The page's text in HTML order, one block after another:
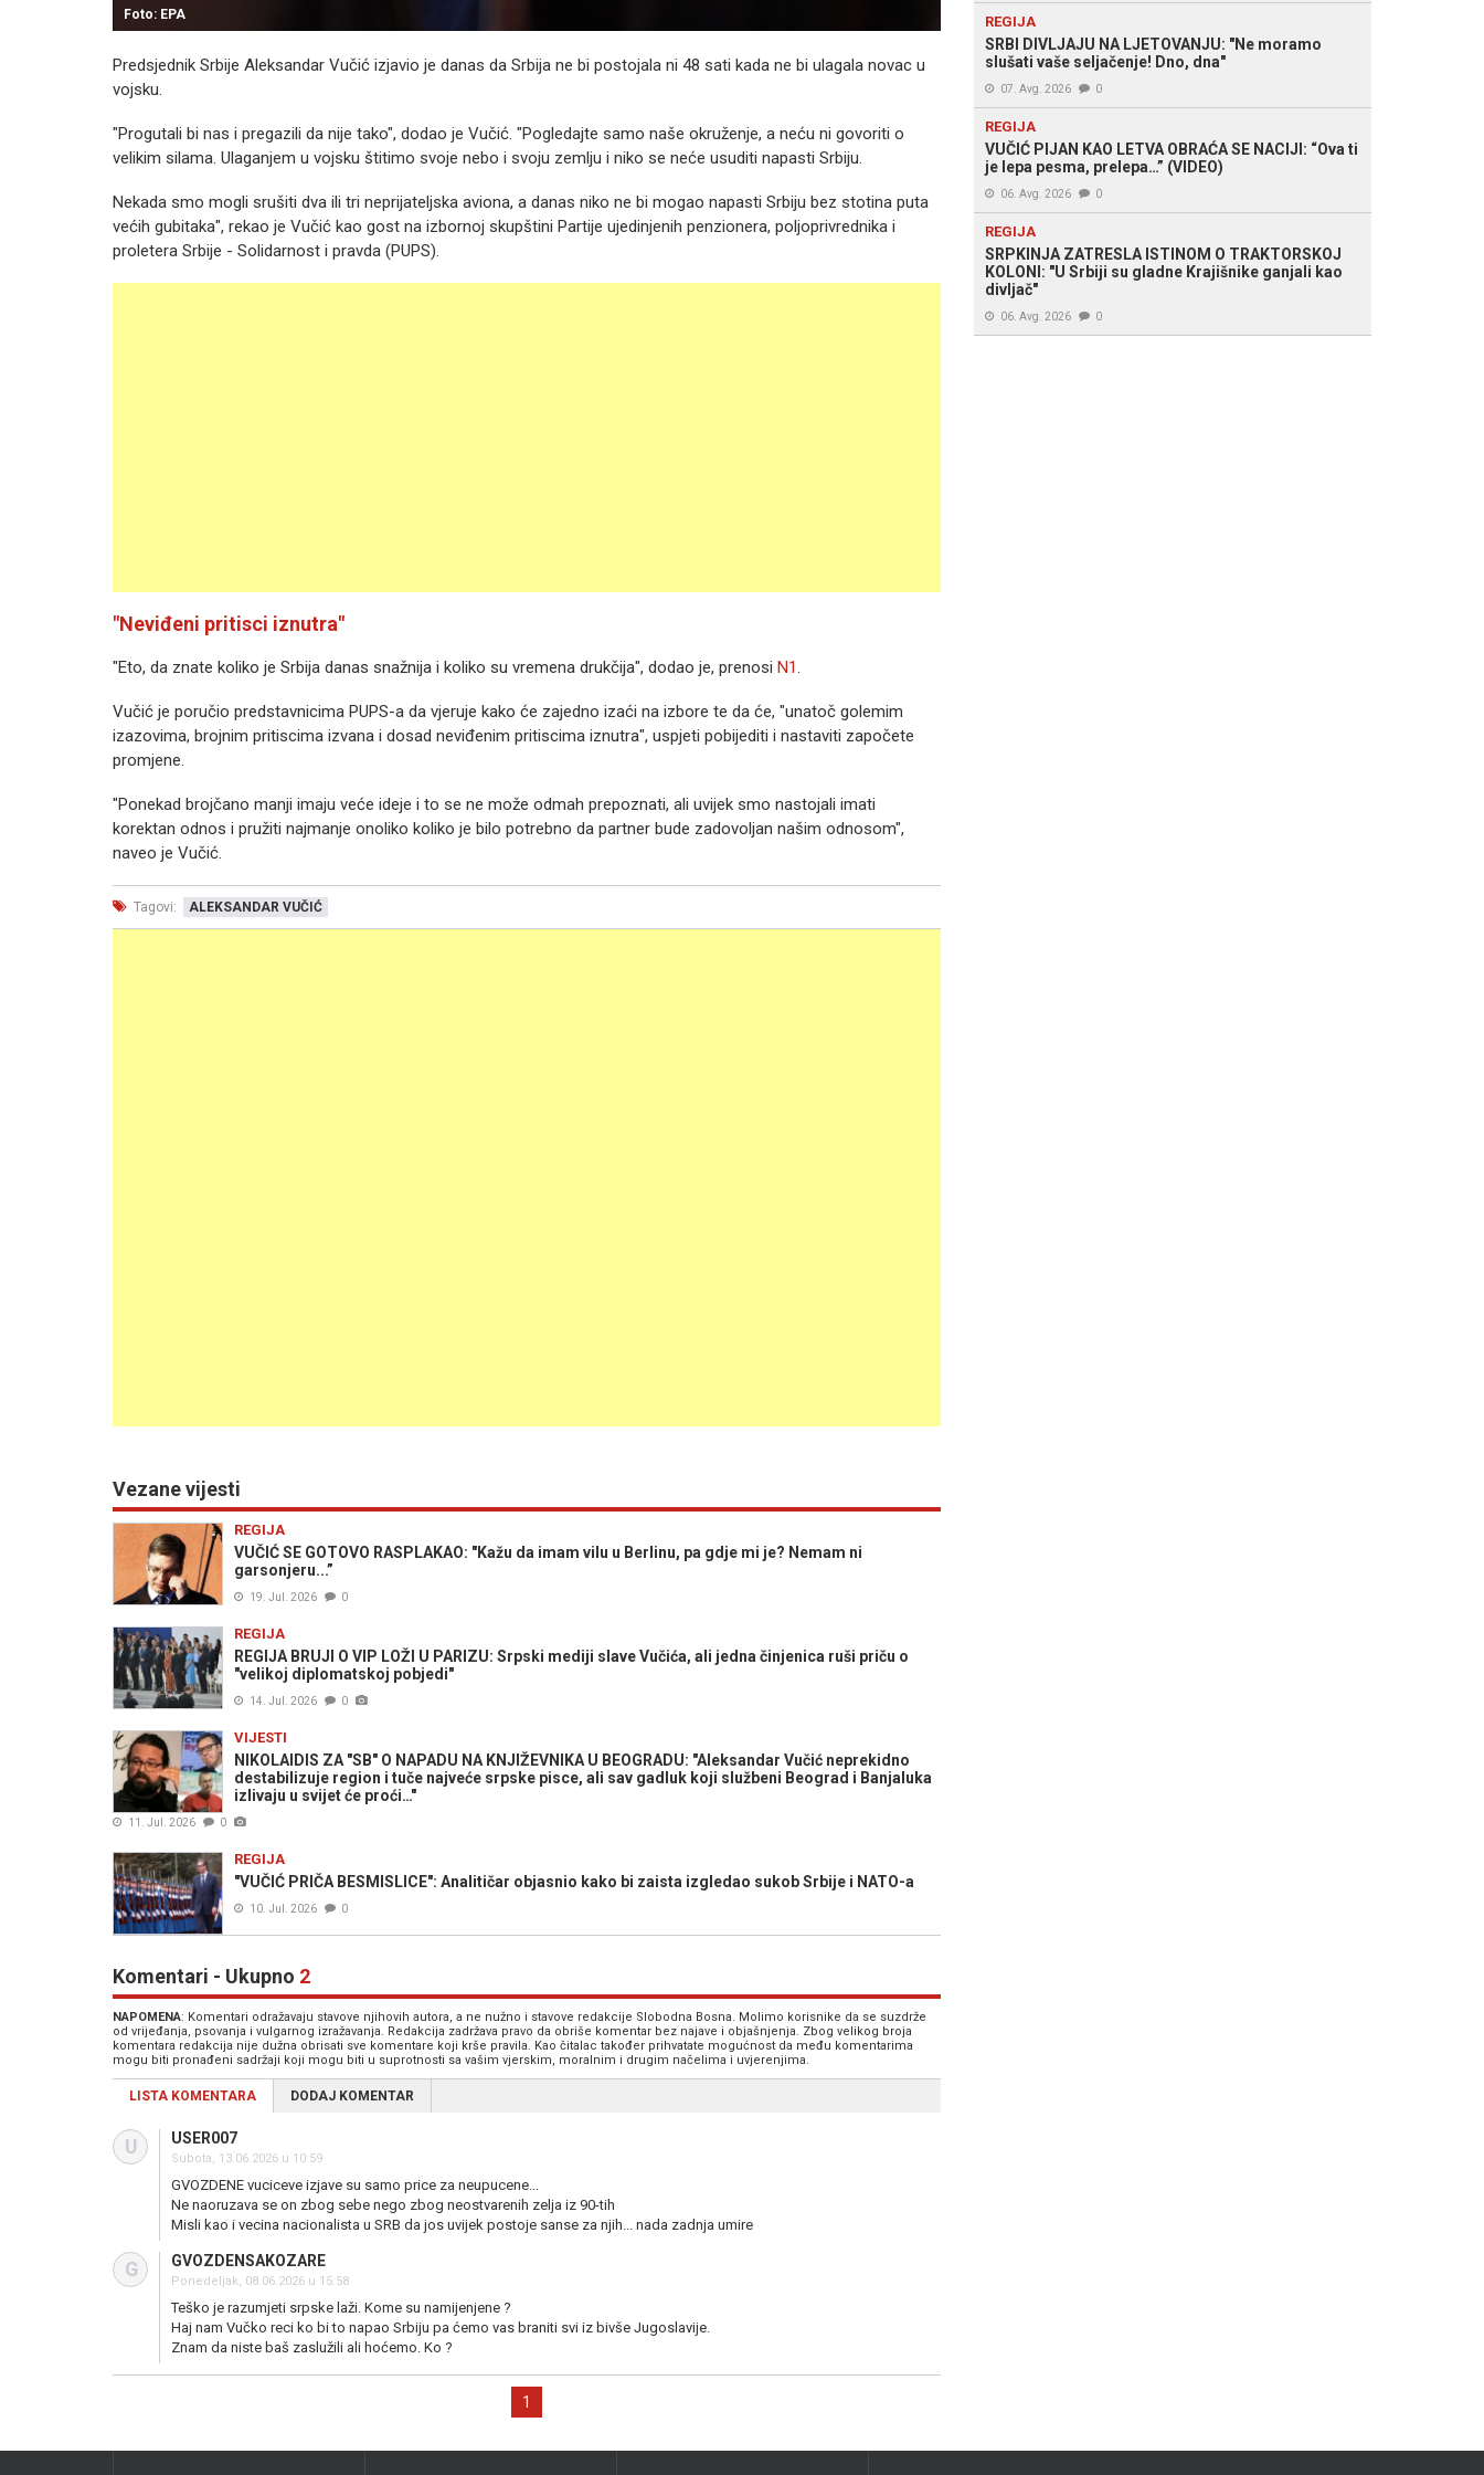
Foto: EPA
Predsjednik Srbije Aleksandar Vučić izjavio je danas da Srbija ne bi postojala ni 48 sati kada ne bi ulagala novac u
vojsku.
"Progutali bi nas i pregazili da nije tako", dodao je Vučić. "Pogledajte samo naše okruženje, a neću ni govoriti o
velikim silama. Ulaganjem u vojsku štitimo svoje nebo i svoju zemlju i niko se neće usuditi napasti Srbiju.
Nekada smo mogli srušiti dva ili tri neprijateljska aviona, a danas niko ne bi mogao napasti Srbiju bez stotina puta
većih gubitaka", rekao je Vučić kao gost na izbornoj skupštini Partije ujedinjenih penzionera, poljoprivrednika i
proletera Srbije - Solidarnost i pravda (PUPS).
"Neviđeni pritisci iznutra"
"Eto, da znate koliko je Srbija danas snažnija i koliko su vremena drukčija", dodao je, prenosi N1.
Vučić je poručio predstavnicima PUPS-a da vjeruje kako će zajedno izaći na izbore te da će, "unatoč golemim
izazovima, brojnim pritiscima izvana i dosad neviđenim pritiscima iznutra", uspjeti pobijediti i nastaviti započete
promjene.
"Ponekad brojčano manji imaju veće ideje i to se ne može odmah prepoznati, ali uvijek smo nastojali imati
korektan odnos i pružiti najmanje onoliko koliko je bilo potrebno da partner bude zadovoljan našim odnosom",
naveo je Vučić.
Tagovi: ALEKSANDAR VUČIĆ
Vezane vijesti
REGIJA
VUČIĆ SE GOTOVO RASPLAKAO: "Kažu da imam vilu u Berlinu, pa gdje mi je? Nemam ni
garsonjeru...”
19. Jul. 2026 0
REGIJA
REGIJA BRUJI O VIP LOŽI U PARIZU: Srpski mediji slave Vučića, ali jedna činjenica ruši priču o
"velikoj diplomatskoj pobjedi"
14. Jul. 2026 0
VIJESTI
NIKOLAIDIS ZA "SB" O NAPADU NA KNJIŽEVNIKA U BEOGRADU: "Aleksandar Vučić neprekidno
destabilizuje region i tuče najveće srpske pisce, ali sav gadluk koji službeni Beograd i Banjaluka
izlivaju u svijet će proći…"
11. Jul. 2026 0
REGIJA
"VUČIĆ PRIČA BESMISLICE": Analitičar objasnio kako bi zaista izgledao sukob Srbije i NATO-a
10. Jul. 2026 0
Komentari - Ukupno 2
NAPOMENA: Komentari odražavaju stavove njihovih autora, a ne nužno i stavove redakcije Slobodna Bosna. Molimo korisnike da se suzdrže
od vrijeđanja, psovanja i vulgarnog izražavanja. Redakcija zadržava pravo da obriše komentar bez najave i objašnjenja. Zbog velikog broja
komentara redakcija nije dužna obrisati sve komentare koji krše pravila. Kao čitalac također prihvatate mogućnost da među komentarima
mogu biti pronađeni sadržaji koji mogu biti u suprotnosti sa vašim vjerskim, moralnim i drugim načelima i uvjerenjima.
LISTA KOMENTARA DODAJ KOMENTAR
U USER007
Subota, 13.06.2026 u 10:59
GVOZDENE vuciceve izjave su samo price za neupucene...
Ne naoruzava se on zbog sebe nego zbog neostvarenih zelja iz 90-tih
Misli kao i vecina nacionalista u SRB da jos uvijek postoje sanse za njih... nada zadnja umire
G GVOZDENSAKOZARE
Ponedeljak, 08.06.2026 u 15:58
Teško je razumjeti srpske laži. Kome su namijenjene ?
Haj nam Vučko reci ko bi to napao Srbiju pa ćemo vas braniti svi iz bivše Jugoslavije.
Znam da niste baš zaslužili ali hoćemo. Ko ?
1
REGIJA
SRBI DIVLJAJU NA LJETOVANJU: "Ne moramo
slušati vaše seljačenje! Dno, dna"
07. Avg. 2026 0
REGIJA
VUČIĆ PIJAN KAO LETVA OBRAĆA SE NACIJI: “Ova ti
je lepa pesma, prelepa…” (VIDEO)
06. Avg. 2026 0
REGIJA
SRPKINJA ZATRESLA ISTINOM O TRAKTORSKOJ
KOLONI: "U Srbiji su gladne Krajišnike ganjali kao
divljač"
06. Avg. 2026 0